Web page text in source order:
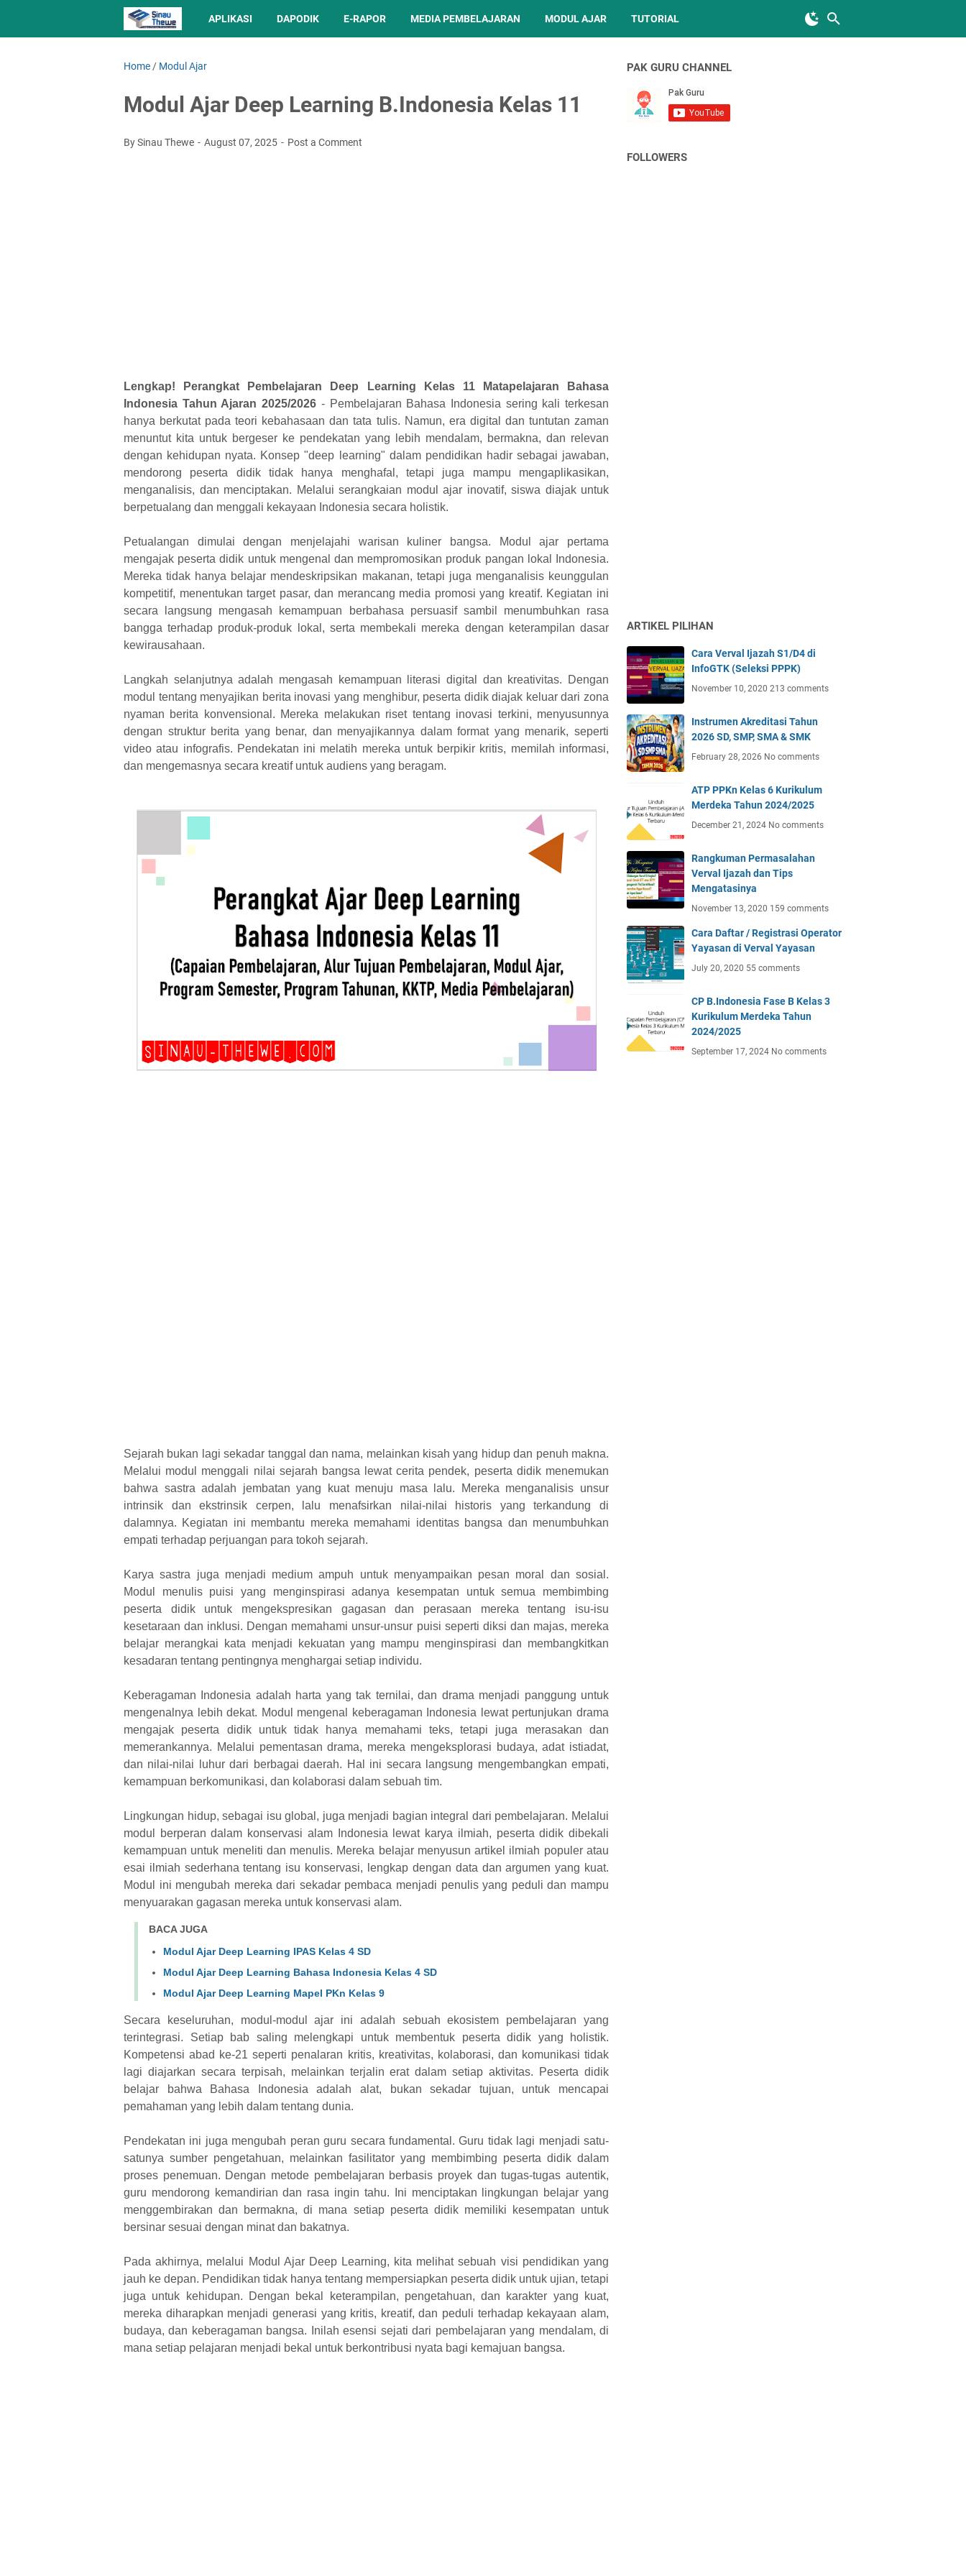
APLIKASI DAPODIK E-RAPOR MEDIA PEMBELAJARAN MODUL AJAR TUTORIAL
Home / Modul Ajar
Modul Ajar Deep Learning B.Indonesia Kelas 11
By Sinau Thewe August 07, 2025 Post a Comment
Lengkap! Perangkat Pembelajaran Deep Learning Kelas 11 Matapelajaran Bahasa
Indonesia Tahun Ajaran 2025/2026 - Pembelajaran Bahasa Indonesia sering kali terkesan
hanya berkutat pada teori kebahasaan dan tata tulis. Namun, era digital dan tuntutan zaman
menuntut kita untuk bergeser ke pendekatan yang lebih mendalam, bermakna, dan relevan
dengan kehidupan nyata. Konsep "deep learning" dalam pendidikan hadir sebagai jawaban,
mendorong peserta didik tidak hanya menghafal, tetapi juga mampu mengaplikasikan,
menganalisis, dan menciptakan. Melalui serangkaian modul ajar inovatif, siswa diajak untuk
berpetualang dan menggali kekayaan Indonesia secara holistik.
Petualangan dimulai dengan menjelajahi warisan kuliner bangsa. Modul ajar pertama
mengajak peserta didik untuk mengenal dan mempromosikan produk pangan lokal Indonesia.
Mereka tidak hanya belajar mendeskripsikan makanan, tetapi juga menganalisis keunggulan
kompetitif, menentukan target pasar, dan merancang media promosi yang kreatif. Kegiatan ini
secara langsung mengasah kemampuan berbahasa persuasif sambil menumbuhkan rasa
bangga terhadap produk-produk lokal, serta membekali mereka dengan keterampilan dasar
kewirausahaan.
Langkah selanjutnya adalah mengasah kemampuan literasi digital dan kreativitas. Dengan
modul tentang menyajikan berita inovasi yang menghibur, peserta didik diajak keluar dari zona
nyaman berita konvensional. Mereka melakukan riset tentang inovasi terkini, menyusunnya
dengan struktur berita yang benar, dan menyajikannya dalam format yang menarik, seperti
video atau infografis. Pendekatan ini melatih mereka untuk berpikir kritis, memilah informasi,
dan mengemasnya secara kreatif untuk audiens yang beragam.
Sejarah bukan lagi sekadar tanggal dan nama, melainkan kisah yang hidup dan penuh makna.
Melalui modul menggali nilai sejarah bangsa lewat cerita pendek, peserta didik menemukan
bahwa sastra adalah jembatan yang kuat menuju masa lalu. Mereka menganalisis unsur
intrinsik dan ekstrinsik cerpen, lalu menafsirkan nilai-nilai historis yang terkandung di
dalamnya. Kegiatan ini membantu mereka memahami identitas bangsa dan menumbuhkan
empati terhadap perjuangan para tokoh sejarah.
Karya sastra juga menjadi medium ampuh untuk menyampaikan pesan moral dan sosial.
Modul menulis puisi yang menginspirasi adanya kesempatan untuk semua membimbing
peserta didik untuk mengekspresikan gagasan dan perasaan mereka tentang isu-isu
kesetaraan dan inklusi. Dengan memahami unsur-unsur puisi seperti diksi dan majas, mereka
belajar merangkai kata menjadi kekuatan yang mampu menginspirasi dan membangkitkan
kesadaran tentang pentingnya menghargai setiap individu.
Keberagaman Indonesia adalah harta yang tak ternilai, dan drama menjadi panggung untuk
mengenalnya lebih dekat. Modul mengenal keberagaman Indonesia lewat pertunjukan drama
mengajak peserta didik untuk tidak hanya memahami teks, tetapi juga merasakan dan
memerankannya. Melalui pementasan drama, mereka mengeksplorasi budaya, adat istiadat,
dan nilai-nilai luhur dari berbagai daerah. Hal ini secara langsung mengembangkan empati,
kemampuan berkomunikasi, dan kolaborasi dalam sebuah tim.
Lingkungan hidup, sebagai isu global, juga menjadi bagian integral dari pembelajaran. Melalui
modul berperan dalam konservasi alam Indonesia lewat karya ilmiah, peserta didik dibekali
kemampuan untuk meneliti dan menulis. Mereka belajar menyusun artikel ilmiah populer atau
esai ilmiah sederhana tentang isu konservasi, lengkap dengan data dan argumen yang kuat.
Modul ini mengubah mereka dari sekadar pembaca menjadi penulis yang peduli dan mampu
menyuarakan gagasan mereka untuk konservasi alam.
BACA JUGA
Modul Ajar Deep Learning IPAS Kelas 4 SD
Modul Ajar Deep Learning Bahasa Indonesia Kelas 4 SD
Modul Ajar Deep Learning Mapel PKn Kelas 9
Secara keseluruhan, modul-modul ajar ini adalah sebuah ekosistem pembelajaran yang
terintegrasi. Setiap bab saling melengkapi untuk membentuk peserta didik yang holistik.
Kompetensi abad ke-21 seperti penalaran kritis, kreativitas, kolaborasi, dan komunikasi tidak
lagi diajarkan secara terpisah, melainkan terjalin erat dalam setiap aktivitas. Peserta didik
belajar bahwa Bahasa Indonesia adalah alat, bukan sekadar tujuan, untuk mencapai
pemahaman yang lebih dalam tentang dunia.
Pendekatan ini juga mengubah peran guru secara fundamental. Guru tidak lagi menjadi satu-
satunya sumber pengetahuan, melainkan fasilitator yang membimbing peserta didik dalam
proses penemuan. Dengan metode pembelajaran berbasis proyek dan tugas-tugas autentik,
guru mendorong kemandirian dan rasa ingin tahu. Ini menciptakan lingkungan belajar yang
menggembirakan dan bermakna, di mana setiap peserta didik memiliki kesempatan untuk
bersinar sesuai dengan minat dan bakatnya.
Pada akhirnya, melalui Modul Ajar Deep Learning, kita melihat sebuah visi pendidikan yang
jauh ke depan. Pendidikan tidak hanya tentang mempersiapkan peserta didik untuk ujian, tetapi
juga untuk kehidupan. Dengan bekal keterampilan, pengetahuan, dan karakter yang kuat,
mereka diharapkan menjadi generasi yang kritis, kreatif, dan peduli terhadap kekayaan alam,
budaya, dan keberagaman bangsa. Inilah esensi sejati dari pembelajaran yang mendalam, di
mana setiap pelajaran menjadi bekal untuk berkontribusi nyata bagi kemajuan bangsa.
PAK GURU CHANNEL
FOLLOWERS
ARTIKEL PILIHAN
Cara Verval Ijazah S1/D4 di
InfoGTK (Seleksi PPPK)
November 10, 2020 213 comments
Instrumen Akreditasi Tahun
2026 SD, SMP, SMA & SMK
February 28, 2026 No comments
ATP PPKn Kelas 6 Kurikulum
Merdeka Tahun 2024/2025
December 21, 2024 No comments
Rangkuman Permasalahan
Verval Ijazah dan Tips
Mengatasinya
November 13, 2020 159 comments
Cara Daftar / Registrasi Operator
Yayasan di Verval Yayasan
July 20, 2020 55 comments
CP B.Indonesia Fase B Kelas 3
Kurikulum Merdeka Tahun
2024/2025
September 17, 2024 No comments